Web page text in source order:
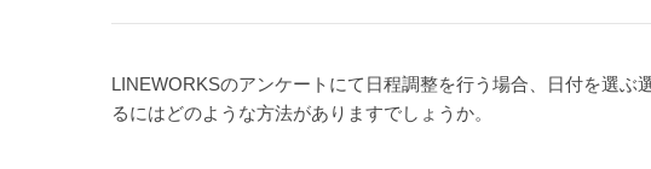
LINEWORKSのアンケートにて日程調整を行う場合、日付を選
るにはどのような方法がありますでしょうか。